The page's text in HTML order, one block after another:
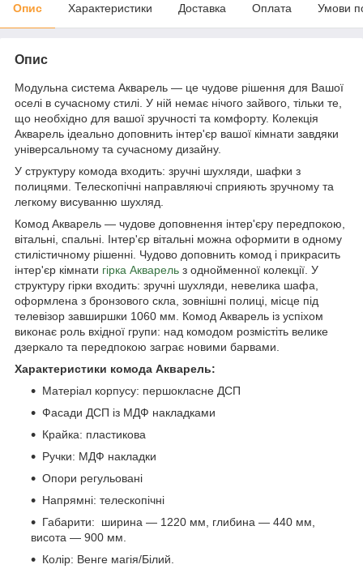
Опис Характеристики Доставка Оплата Умови
Опис
Модульна система Акварель — це чудове рішення для Вашої
оселі в сучасному стилі. У ній немає нічого зайвого, тільки те,
що необхідно для вашої зручності та комфорту. Колекція
Акварель ідеально доповнить інтер'єр вашої кімнати завдяки
універсальному та сучасному дизайну.
У структуру комода входить: зручні шухляди, шафки з
полицями. Телескопічні направляючі сприяють зручному та
легкому висуванню шухляд.
Комод Акварель — чудове доповнення інтер'єру передпокою,
вітальні, спальні. Інтер'єр вітальні можна оформити в одному
стилістичному рішенні. Чудово доповнить комод і прикрасить
інтер'єр кімнати гірка Акварель з однойменної колекції. У
структуру гірки входить: зручні шухляди, невелика шафа,
оформлена з бронзового скла, зовнішні полиці, місце під
телевізор завширшки 1060 мм. Комод Акварель із успіхом
виконає роль вхідної групи: над комодом розмістіть велике
дзеркало та передпокою заграє новими барвами.
Характеристики комода Акварель:
Матеріал корпусу: першокласне ДСП
Фасади ДСП із МДФ накладками
Крайка: пластикова
Ручки: МДФ накладки
Опори регульовані
Напрямні: телескопічні
Габарити: ширина — 1220 мм, глибина — 440 мм,
висота — 900 мм.
Колір: Венге магія/Білий.